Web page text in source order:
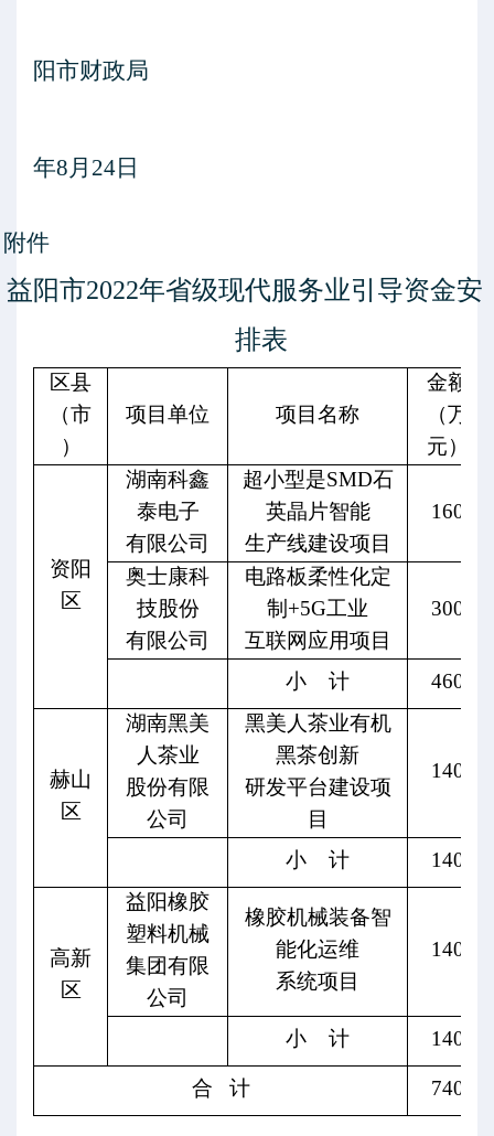
阳市财政局
年8月 24日
附件
益阳市2022年省级现代服务业引导资金安
排表
区县
（市
）
项目单位 项目名称
金额
（万
元）
资阳
区
湖南科鑫
泰电子
有限公司
超小型是SMD石
英晶片智能
生产线建设项目
160
奥士康科
技股份
有限公司
电路板柔性化定
制 +5G工业
互联网应用项目
300
小 计 460
赫山
区
湖南黑美
人茶业
股份有限
公司
黑美人茶业有机
黑茶创新
研发平台建设项
目
140
小 计 140
高新
区
益阳橡胶
塑料机械
集团有限
公司
橡胶机械装备智
能化运维
系统项目
140
小 计 140
合 计 740